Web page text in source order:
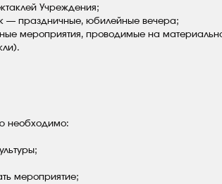
Учреждения;
— праздничные, юбилейные вечера;
мероприятия, проводимые на
необходимо:
мероприятие;